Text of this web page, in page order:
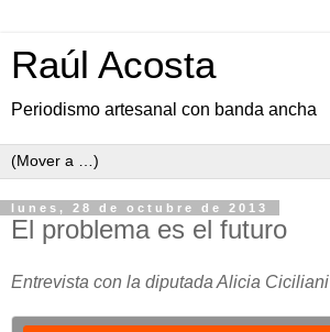
Raúl Acosta
Periodismo artesanal con banda ancha
lunes, 28 de octubre de 2013
El problema es el futuro
Entrevista con la diputada Alicia Ciciliani